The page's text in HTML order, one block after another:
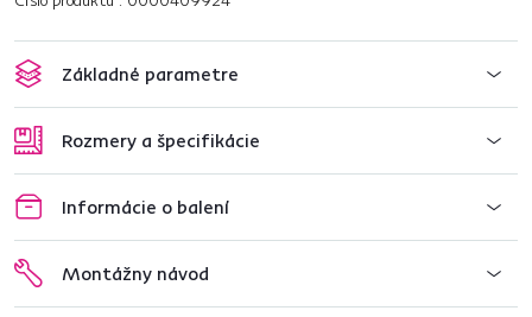
Základné parametre
Rozmery a špecifikácie
Informácie o balení
Montážny návod